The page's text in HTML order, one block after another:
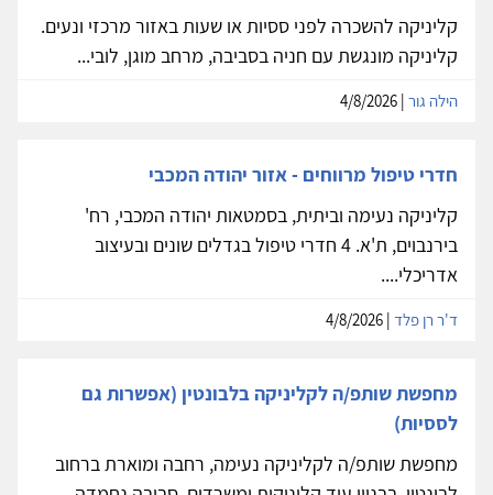
קליניקה להשכרה לפני ססיות או שעות באזור מרכזי ונעים.
קליניקה מונגשת עם חניה בסביבה, מרחב מוגן, לובי...
הילה גור
חדרי טיפול מרווחים - אזור יהודה המכבי
קליניקה נעימה וביתית, בסמטאות יהודה המכבי, רח'
בירנבוים, ת'א. 4 חדרי טיפול בגדלים שונים ובעיצוב
אדריכלי....
ד'ר רן פלד
מחפשת שותפ/ה לקליניקה בלבונטין (אפשרות גם
לססיות)
מחפשת שותפ/ה לקליניקה נעימה, רחבה ומוארת ברחוב